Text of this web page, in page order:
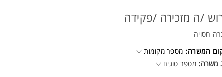
למידה עצמית.
עבודה בצוות. המשרה מיועדת לנשים ולגברים כאחד.
/ה מזכירה /פקידה
חסויה
המשרה: מספר מקומות
משרה: מספר סוגים